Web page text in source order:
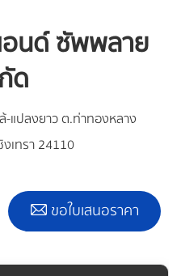
นด์ ซัพพลาย
ด
แปลงยาว ต.ท่าทองหลาง
งเทรา 24110
ขอใบเสนอราคา